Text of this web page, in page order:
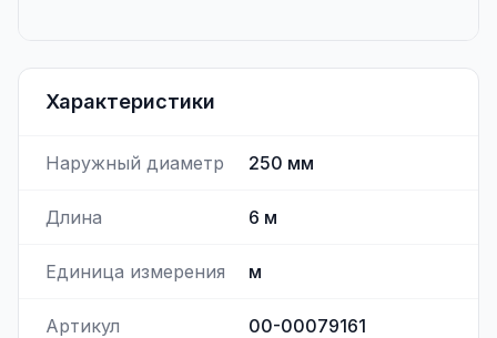
Характеристики
Наружный диаметр 250 мм
Длина 6 м
Единица измерения м
Артикул 00-00079161